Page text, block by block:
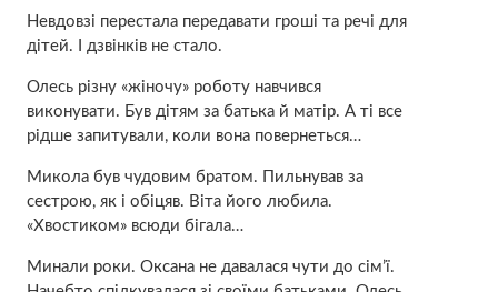
Невдовзі перестала передавати гроші та речі для
дітей. І дзвінків не стало.
Олесь різну «жіночу» роботу навчився
виконувати. Був дітям за батька й матір. А ті все
рідше запитували, коли вона повернеться…
Микола був чудовим братом. Пильнував за
сестрою, як і обіцяв. Віта його любила.
«Хвостиком» всюди бігала…
Минали роки. Оксана не давалася чути до сім’ї.